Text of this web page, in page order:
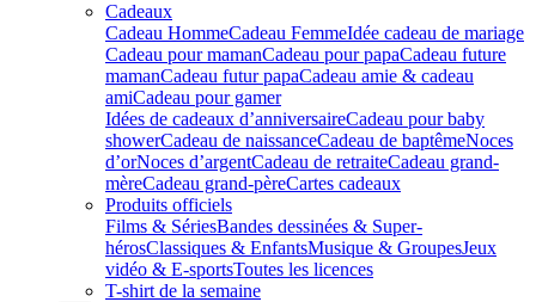
Cadeaux
Cadeau HommeCadeau FemmeIdée cadeau de mariage​
Cadeau pour mamanCadeau pour papaCadeau future
mamanCadeau futur papaCadeau amie & cadeau
amiCadeau pour gamer
Idées de cadeaux d’anniversaireCadeau pour baby
showerCadeau de naissanceCadeau de baptêmeNoces
d’orNoces d’argentCadeau de retraiteCadeau grand-
mèreCadeau grand-pèreCartes cadeaux
Produits officiels
Films & SériesBandes dessinées & Super-
hérosClassiques & EnfantsMusique & GroupesJeux
vidéo & E-sportsToutes les licences
T-shirt de la semaine